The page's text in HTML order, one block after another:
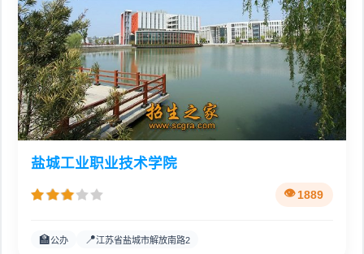
盐城工业职业技术学院
1889
🏫公办 📍江苏省盐城市解放南路2